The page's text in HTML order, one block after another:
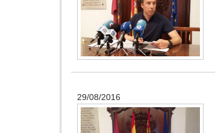
29/08/2016